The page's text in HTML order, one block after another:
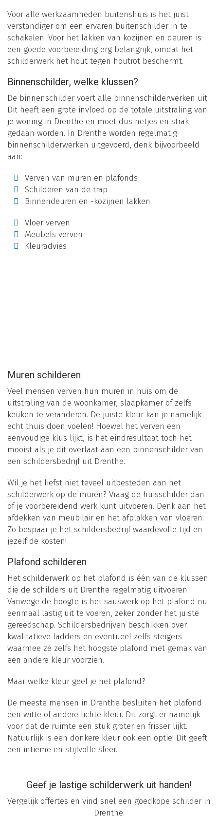
Voor alle werkzaamheden buitenshuis is het juist
verstandiger om een ervaren buitenschilder in te
schakelen. Voor het lakken van kozijnen en deuren is
een goede voorbereiding erg belangrijk, omdat het
schilderwerk het hout tegen houtrot beschermt.
Binnenschilder, welke klussen?
De binnenschilder voert alle binnenschilderwerken uit.
Dit heeft een grote invloed op de totale uitstraling van
je woning in Drenthe en moet dus netjes en strak
gedaan worden. In Drenthe worden regelmatig
binnenschilderwerken uitgevoerd, denk bijvoorbeeld
aan:
Verven van muren en plafonds
Schilderen van de trap
Binnendeuren en -kozijnen lakken
Vloer verven
Meubels verven
Kleuradvies
Muren schilderen
Veel mensen verven hun muren in huis om de
uitstraling van de woonkamer, slaapkamer of zelfs
keuken te veranderen. De juiste kleur kan je namelijk
echt thuis doen voelen! Hoewel het verven een
eenvoudige klus lijkt, is het eindresultaat toch het
mooist als je dit overlaat aan een binnenschilder van
een schildersbedrijf uit Drenthe.
Wil je het liefst niet teveel uitbesteden aan het
schilderwerk op de muren? Vraag de huisschilder dan
of je voorbereidend werk kunt uitvoeren. Denk aan het
afdekken van meubilair en het afplakken van vloeren.
Zo bespaar je het schildersbedrijf waardevolle tijd en
jezelf de kosten!
Plafond schilderen
Het schilderwerk op het plafond is één van de klussen
die de schilders uit Drenthe regelmatig uitvoeren.
Vanwege de hoogte is het sauswerk op het plafond nu
eenmaal lastig uit te voeren, zeker zonder het juiste
gereedschap. Schildersbedrijven beschikken over
kwalitatieve ladders en eventueel zelfs steigers
waarmee ze zelfs het hoogste plafond met gemak van
een andere kleur voorzien.
Maar welke kleur geef je het plafond?
De meeste mensen in Drenthe besluiten het plafond
een witte of andere lichte kleur. Dit zorgt er namelijk
voor dat de ruimte een stuk groter en frisser lijkt.
Natuurlijk is een donkere kleur ook een optie! Dit geeft
een intieme en stijlvolle sfeer.
Geef je lastige schilderwerk uit handen!
Vergelijk offertes en vind snel een goedkope schilder in
Drenthe.